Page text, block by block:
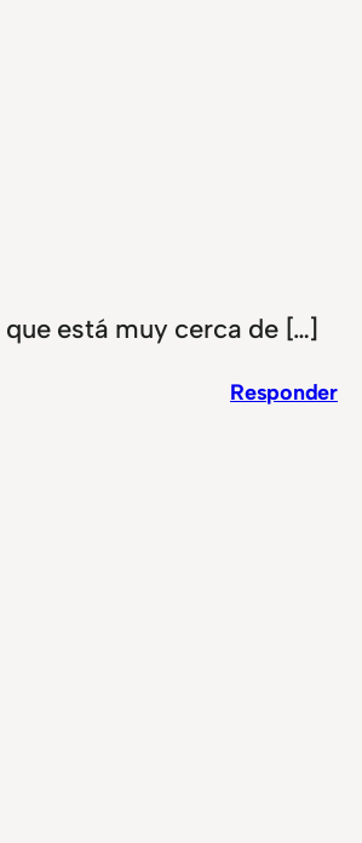
está muy cerca de […]
Responder